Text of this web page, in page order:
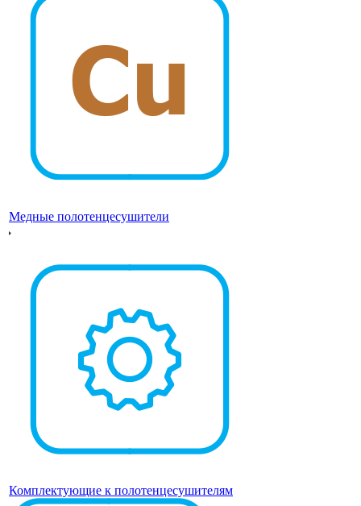
Медные полотенцесушители
Комплектующие к полотенцесушителям